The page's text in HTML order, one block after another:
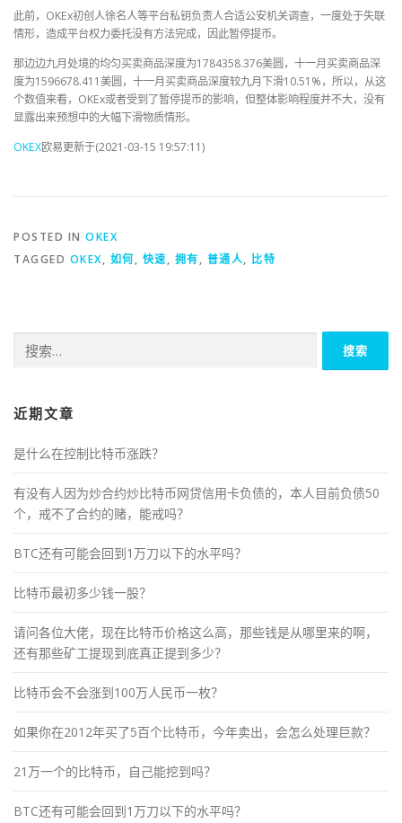
此前，OKEx初创人徐名人等平台私钥负责人合适公安机关调查，一度处于失联
情形，造成平台权力委托没有方法完成，因此暂停提币。
那边边九月处境的均匀买卖商品深度为1784358.376美圆，十一月买卖商品深
度为1596678.411美圆，十一月买卖商品深度较九月下滑10.51%，所以，从这
个数值来看，OKEx或者受到了暂停提币的影响，但整体影响程度并不大，没有
显露出来预想中的大幅下滑物质情形。
OKEX欧易更新于(2021-03-15 19:57:11)
POSTED IN OKEX
TAGGED OKEX, 如何, 快速, 拥有, 普通人, 比特
索：
近期文章
是什么在控制比特币涨跌？
有没有人因为炒合约炒比特币网贷信用卡负债的，本人目前负债50
个，戒不了合约的赌，能戒吗？
BTC还有可能会回到1万刀以下的水平吗？
比特币最初多少钱一股？
请问各位大佬，现在比特币价格这么高，那些钱是从哪里来的啊，
还有那些矿工提现到底真正提到多少？
比特币会不会涨到100万人民币一枚？
如果你在2012年买了5百个比特币，今年卖出，会怎么处理巨款？
21万一个的比特币，自己能挖到吗？
BTC还有可能会回到1万刀以下的水平吗？